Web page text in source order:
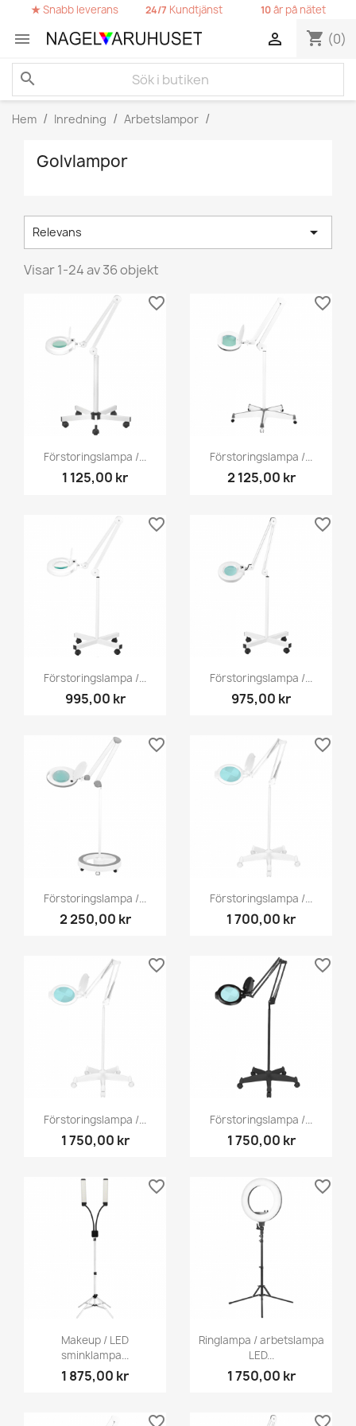
★Snabb leverans 24/7 Kundtjänst 10år på nätet
 shopping_cart (0)

search
Hem Inredning Arbetslampor
Golvlampor
Relevans 
Visar 1-24 av 36 objekt
Förstoringslampa /...
1 125,00 kr
favorite_border
Förstoringslampa /...
2 125,00 kr
favorite_border
Förstoringslampa /...
995,00 kr
favorite_border
Förstoringslampa /...
975,00 kr
favorite_border
Förstoringslampa /...
2 250,00 kr
favorite_border
Förstoringslampa /...
1 700,00 kr
favorite_border
Förstoringslampa /...
1 750,00 kr
favorite_border
Förstoringslampa /...
1 750,00 kr
favorite_border
Makeup / LED
sminklampa...
1 875,00 kr
favorite_border
Ringlampa / arbetslampa
LED...
1 750,00 kr
favorite_border
favorite_border favorite_border